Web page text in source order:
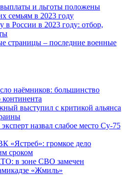
и льготы положены
семьям в 2023 году
в России в 2023 году: отбор,
– последние военные
наёмников: большинство
континента
выступил с критикой альянса
назвал слабое место Су-75
«Ястреб»: громкое дело
сроком
в зоне СВО замечен
«Жмиль»